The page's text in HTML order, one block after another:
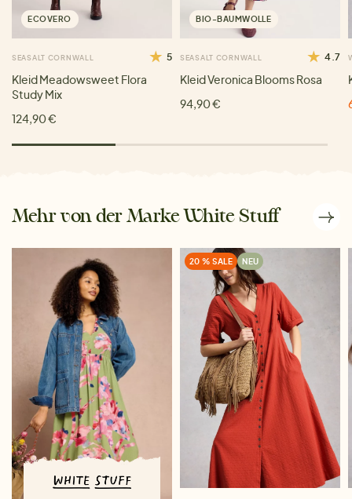
ECOVERO
SEASALT CORNWALL 5
Kleid Meadowsweet Flora
Study Mix
124,90 €
BIO-BAUMWOLLE
SEASALT CORNWALL 4.7
Kleid Veronica Blooms Rosa
94,90 €
Mehr von der Marke White Stuff
20 % SALE NEU